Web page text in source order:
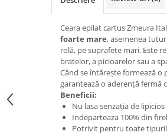
Ceara epilat cartus Zmeura
foarte mare, asemenea
rolă, pe suprafețe mari. Este
bratelor, a picioarelor sau a
Când se întăreşte formează o
garantează o aderenţă fermă
Beneficii:
Nu lasa senzația de lipicios
Indeparteaza 100% din
Potrivit pentru toate